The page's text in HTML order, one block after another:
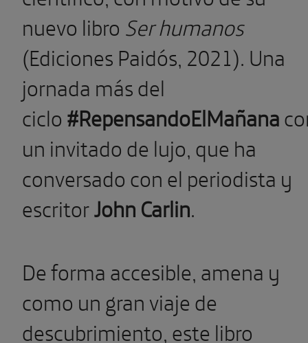
nuevo libro Ser humanos
(Ediciones Paidós, 2021). Una
jornada más del
ciclo#RepensandoElMañana
un invitado de lujo, que ha
conversado con el periodista y
escritorJohn Carlin.
De forma accesible, amena y
como un gran viaje de
descubrimiento, este libro